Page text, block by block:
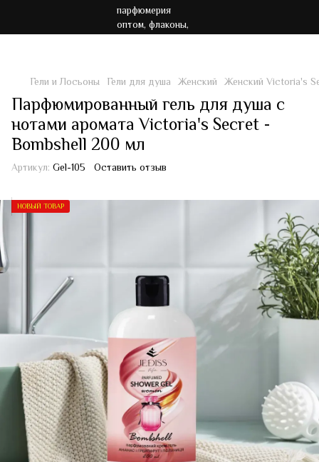
Гели и Лосьоны Гели для душа Женский Женский Victoria's
Парфюмированный гель для душа с
нотами аромата Victoria's Secret -
Bombshell 200 мл
Артикул: Gel-105 Оставить отзыв
НОВЫЙ ТОВАР